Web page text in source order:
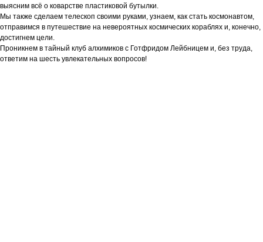
выясним всё о коварстве пластиковой бутылки.
Мы также сделаем телескоп своими руками, узнаем, как стать космонавтом,
отправимся в путешествие на невероятных космических кораблях и, конечно,
достигнем цели.
Проникнем в тайный клуб алхимиков с Готфридом Лейбницем и, без труда,
ответим на шесть увлекательных вопросов!